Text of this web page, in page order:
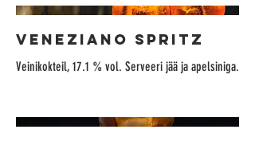
VENEZIANO SPRITZ
Veinikokteil, 17.1 % vol. Serveeri jää ja apelsiniga.